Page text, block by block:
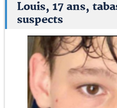
Louis, 17 ans,
suspects